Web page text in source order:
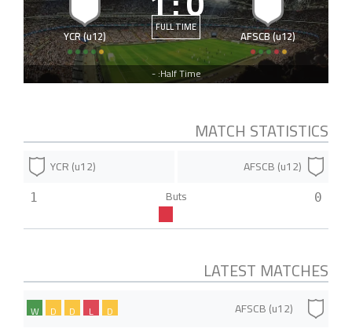
AFSCB (u12)
FULL TIME
YCR (u12)
Half Time: -
MATCH STATISTICS
AFSCB (u12)
YCR (u12)
0
Buts
1
LATEST MATCHES
AFSCB (u12)
D
L
D
D
W